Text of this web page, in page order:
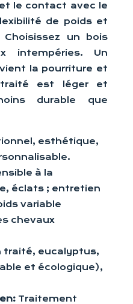
le contact avec le
de poids et
Choisissez un bois
intempéries. Un
la pourriture et
est léger et
durable que
esthétique,
à la
éclats ; entretien
variable
chevaux
traité, eucalyptus,
et écologique),
Traitement